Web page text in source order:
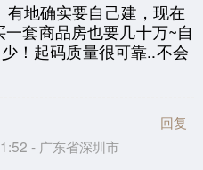
有地确实要自己建，现在
一套商品房也要几十万~自
！起码质量很可靠..不会
- 广东省深圳市
回复